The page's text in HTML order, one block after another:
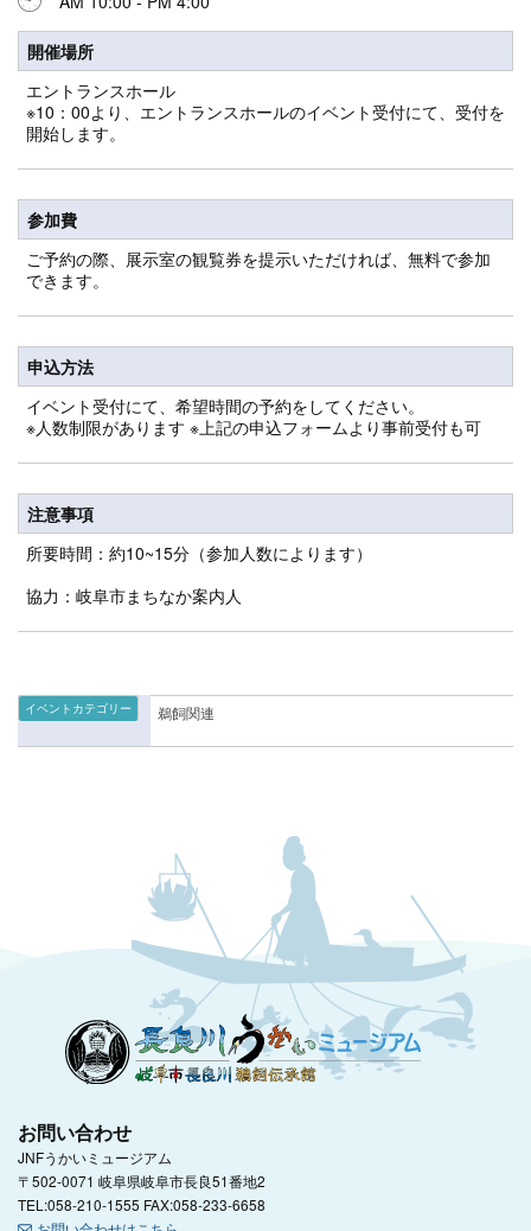
開催場所
エントランスホール
※10：00より、エントランスホールのイベント受付にて、受付を
開始します。
参加費
ご予約の際、展示室の観覧券を提示いただければ、無料で参加
できます。
申込方法
イベント受付にて、希望時間の予約をしてください。
※人数制限があります ※上記の申込フォームより事前受付も可
注意事項
所要時間：約10~15分（参加人数によります）
協力：岐阜市まちなか案内人
イベントカテゴリー 鵜飼関連
お問い合わせ
JNFうかいミュージアム
〒502-0071 岐阜県岐阜市長良51番地2
TEL:058-210-1555 FAX:058-233-6658